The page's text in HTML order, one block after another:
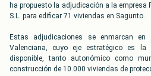
ha propuesto la adjudicación a la empresa
S.L. para edificar 71 viviendas en Sagunto.
Estas adjudicaciones se enmarcan
Valenciana, cuyo eje estratégico es la
disponible, tanto autonómico como
construcción de 10.000 viviendas de